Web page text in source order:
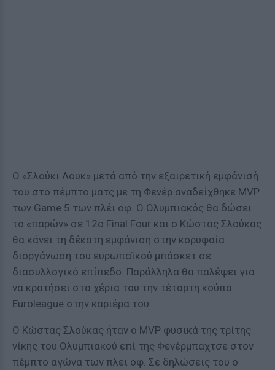
Ο «Σλούκι Λουκ» μετά από την εξαιρετική εμφάνισή
του στο πέμπτο ματς με τη Φενέρ αναδείχθηκε MVP
των Game 5 των πλέι οφ. Ο Ολυμπιακός θα δώσει
το «παρών» σε 12o Final Four και ο Κώστας Σλούκας
θα κάνει τη δέκατη εμφάνιση στην κορυφαία
διοργάνωση του ευρωπαϊκού μπάσκετ σε
διασυλλογικό επίπεδο. Παράλληλα θα παλέψει για
να κρατήσει στα χέρια του την τέταρτη κούπα
Euroleague στην καριέρα του.
Ο Κώστας Σλούκας ήταν ο MVP φυσικά της τρίτης
νίκης του Ολυμπιακού επί της Φενέρμπαχτσε στον
πέμπτο αγώνα των πλει οφ. Σε δηλώσεις του ο